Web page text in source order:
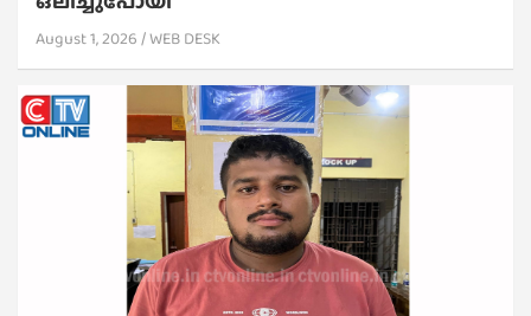
August 1, 2026 WEB DESK